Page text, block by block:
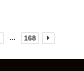
... 168